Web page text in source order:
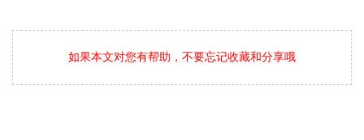
如果本文对您有帮助，不要忘记收藏和分享哦